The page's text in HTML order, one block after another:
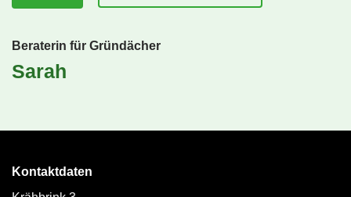
Beraterin für Gründächer
Sarah
Kontaktdaten